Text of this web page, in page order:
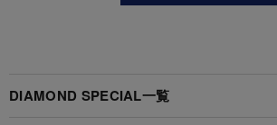
DIAMOND SPECIAL一覧